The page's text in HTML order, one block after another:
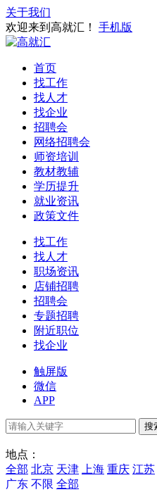
关于我们
欢迎来到高就汇！
手机版
首页
找工作
找人才
找企业
招聘会
网络招聘会
师资培训
教材教辅
学历提升
就业资讯
政策文件
找工作
找人才
职场资讯
店铺招聘
招聘会
专题招聘
附近职位
找企业
触屏版
微信
APP
地点：
全部 北京 天津 上海 重庆 江苏
广东 不限 全部